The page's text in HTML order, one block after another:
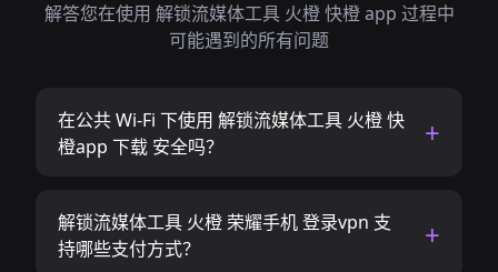
解答您在使用 解锁流媒体工具 火橙 快橙 app 过程中
可能遇到的所有问题
在公共 Wi-Fi 下使用 解锁流媒体工具 火橙 快
橙app 下载 安全吗？
解锁流媒体工具 火橙 荣耀手机 登录vpn 支
持哪些支付方式？